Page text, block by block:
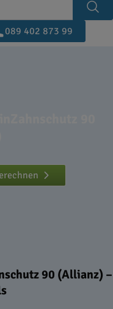
089 402 873 99
90 (Allianz) –